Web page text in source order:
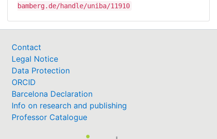
bamberg.de/handle/uniba/11910
Contact
Legal Notice
Data Protection
ORCID
Barcelona Declaration
Info on research and publishing
Professor Catalogue